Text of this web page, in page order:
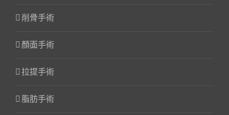
削骨手術
顏面手術
拉提手術
脂肪手術